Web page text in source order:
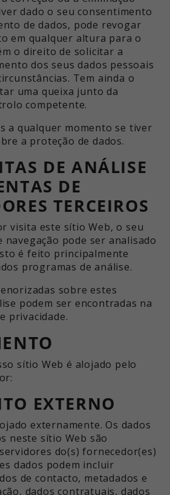
dado o seu consentimento
de dados, pode revogar
em qualquer altura para o
o direito de solicitar a
dos seus dados pessoais
Tem ainda o
uma queixa junto da
competente.
a qualquer momento se tiver
a proteção de dados.
DE ANÁLISE
DE
TERCEIROS
visita este sítio Web, o seu
pode ser analisado
é feito principalmente
programas de análise.
sobre estes
podem ser encontradas na
privacidade.
sítio Web é alojado pelo
EXTERNO
externamente. Os dados
neste sítio Web são
do(s) fornecedor(es)
dados podem incluir
de contacto, metadados e
dados contratuais, dados